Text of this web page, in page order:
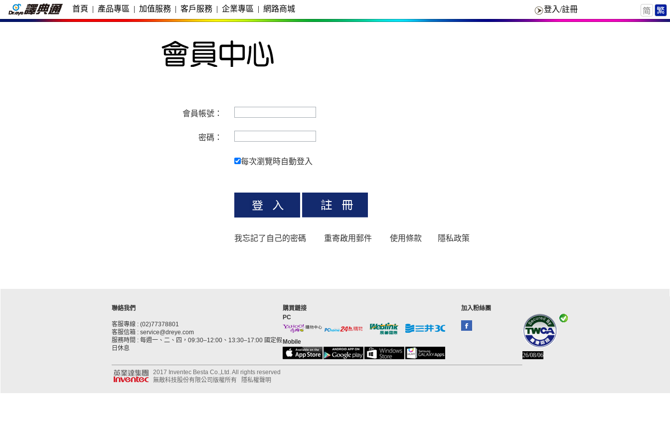
首頁 | 產品專區 | 加值服務 | 客戶服務 | 企業專區 | 網路商城 登入/註冊
會員帳號：
密碼：
每次瀏覽時自動登入
我忘記了自己的密碼 重寄啟用郵件 使用條款 隱私政策
聯絡我們
客服專線 : (02)77378801
客服信箱 : service@dreye.com
服務時間 : 每週一、二、四，09:30–12:00、13:30–17:00 國定假
日休息
購買鏈接
PC
Mobile
加入粉絲團
26/08/06
2017 Inventec Besta Co.,Ltd. All rights reserved
無敵科技股份有限公司版權所有
隱私權聲明